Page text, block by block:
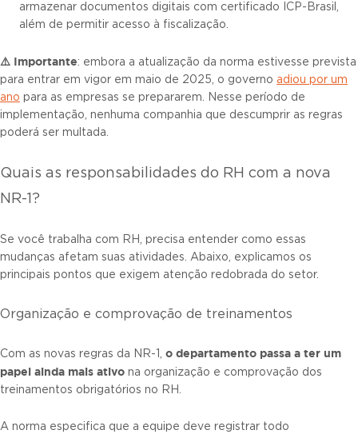
armazenar documentos digitais com certificado ICP-Brasil,
além de permitir acesso à fiscalização.
⚠️ Importante: embora a atualização da norma estivesse prevista
para entrar em vigor em maio de 2025, o governo adiou por um
ano para as empresas se prepararem. Nesse período de
implementação, nenhuma companhia que descumprir as regras
poderá ser multada.
Quais as responsabilidades do RH com a nova
NR-1?
Se você trabalha com RH, precisa entender como essas
mudanças afetam suas atividades. Abaixo, explicamos os
principais pontos que exigem atenção redobrada do setor.
Organização e comprovação de treinamentos
Com as novas regras da NR-1, o departamento passa a ter um
papel ainda mais ativo na organização e comprovação dos
treinamentos obrigatórios no RH.
A norma especifica que a equipe deve registrar todo